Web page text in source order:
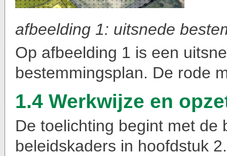
afbeelding 1: uitsnede
Op afbeelding 1 is een
bestemmingsplan. De rode
1.4 Werkwijze en
De toelichting begint met de
beleidskaders in hoofdstuk